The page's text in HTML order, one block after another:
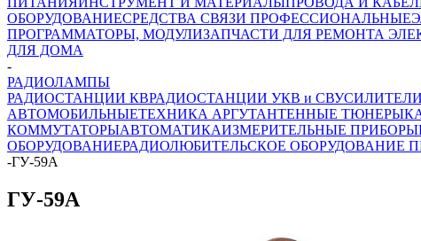
ОБОРУДОВАНИЕСРЕДСТВА СВЯЗИ ПРОФЕССИОНАЛЬНЫЕ
ПРОГРАММАТОРЫ, МОДУЛИЗАПЧАСТИ ДЛЯ РЕМОНТА
ДЛЯ ДОМА
-
РАДИОЛАМПЫ
РАДИОСТАНЦИИ КВРАДИОСТАНЦИИ УКВ и СВ
АВТОМОБИЛЬНЫЕТЕХНИКА АРГУТАНТЕННЫЕ ТЮНЕРЫ
КОММУТАТОРЫАВТОМАТИКАИЗМЕРИТЕЛЬНЫЕ ПРИБОРЫ
ОБОРУДОВАНИЕРАДИОЛЮБИТЕЛЬСКОЕ ОБОРУДОВАНИЕ
-ГУ-59А
ГУ-59А